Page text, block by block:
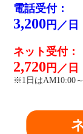
電話受付：
3,200 円／日
ネット受付：
2,720 円／日
※1日はAM10:00